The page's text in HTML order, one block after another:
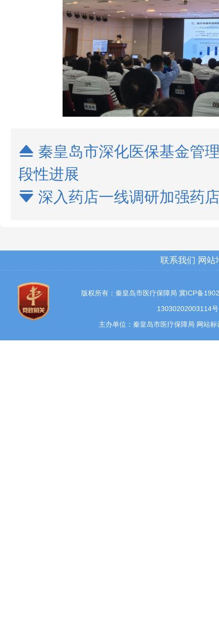
 秦皇岛市深化医保基金管
段性进展
 深入药店一线调研加强药
联系我们 网站
版权所有：秦皇岛市医疗保障局 冀ICP备
13030202003114号
主办单位：秦皇岛市医疗保障局 网站